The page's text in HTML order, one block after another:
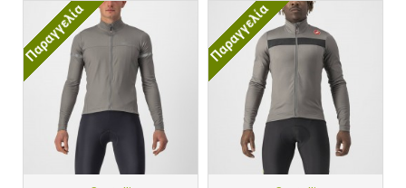
Παραγγελία Παραγγελία